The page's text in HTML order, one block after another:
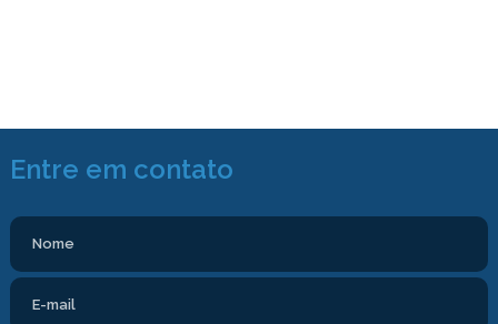
Entre em contato